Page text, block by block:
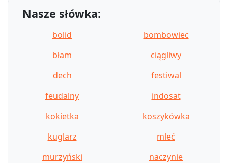
Nasze słówka:
bolid
bombowiec
błam
ciągliwy
dech
festiwal
feudalny
indosat
kokietka
koszykówka
kuglarz
mleć
murzyński
naczynie